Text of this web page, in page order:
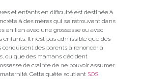
et enfants en difficulté est destinée à
à des mères qui se retrouvent dans
en lien avec une grossesse ou avec
enfants. Il n’est pas admissible que des
conduisent des parents à renoncer à
ou que des mamans décident
de crainte de ne pouvoir assumer
Cette quête soutient SOS